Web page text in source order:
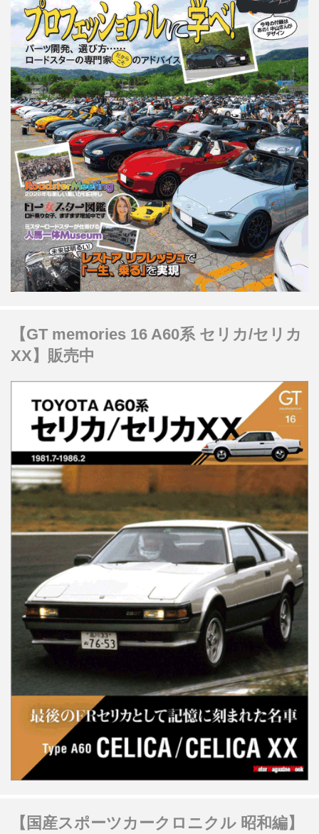
【GT memories 16 A60系 セリカ/セリカ
XX】販売中
【国産スポーツカークロニクル 昭和編】